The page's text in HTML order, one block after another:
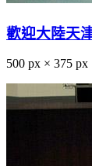
歡迎大陸天
500 px × 375 px